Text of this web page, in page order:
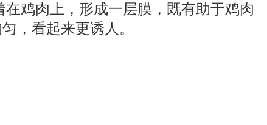
鸡肉上，形成一层膜，既有助于鸡肉
，看起来更诱人。